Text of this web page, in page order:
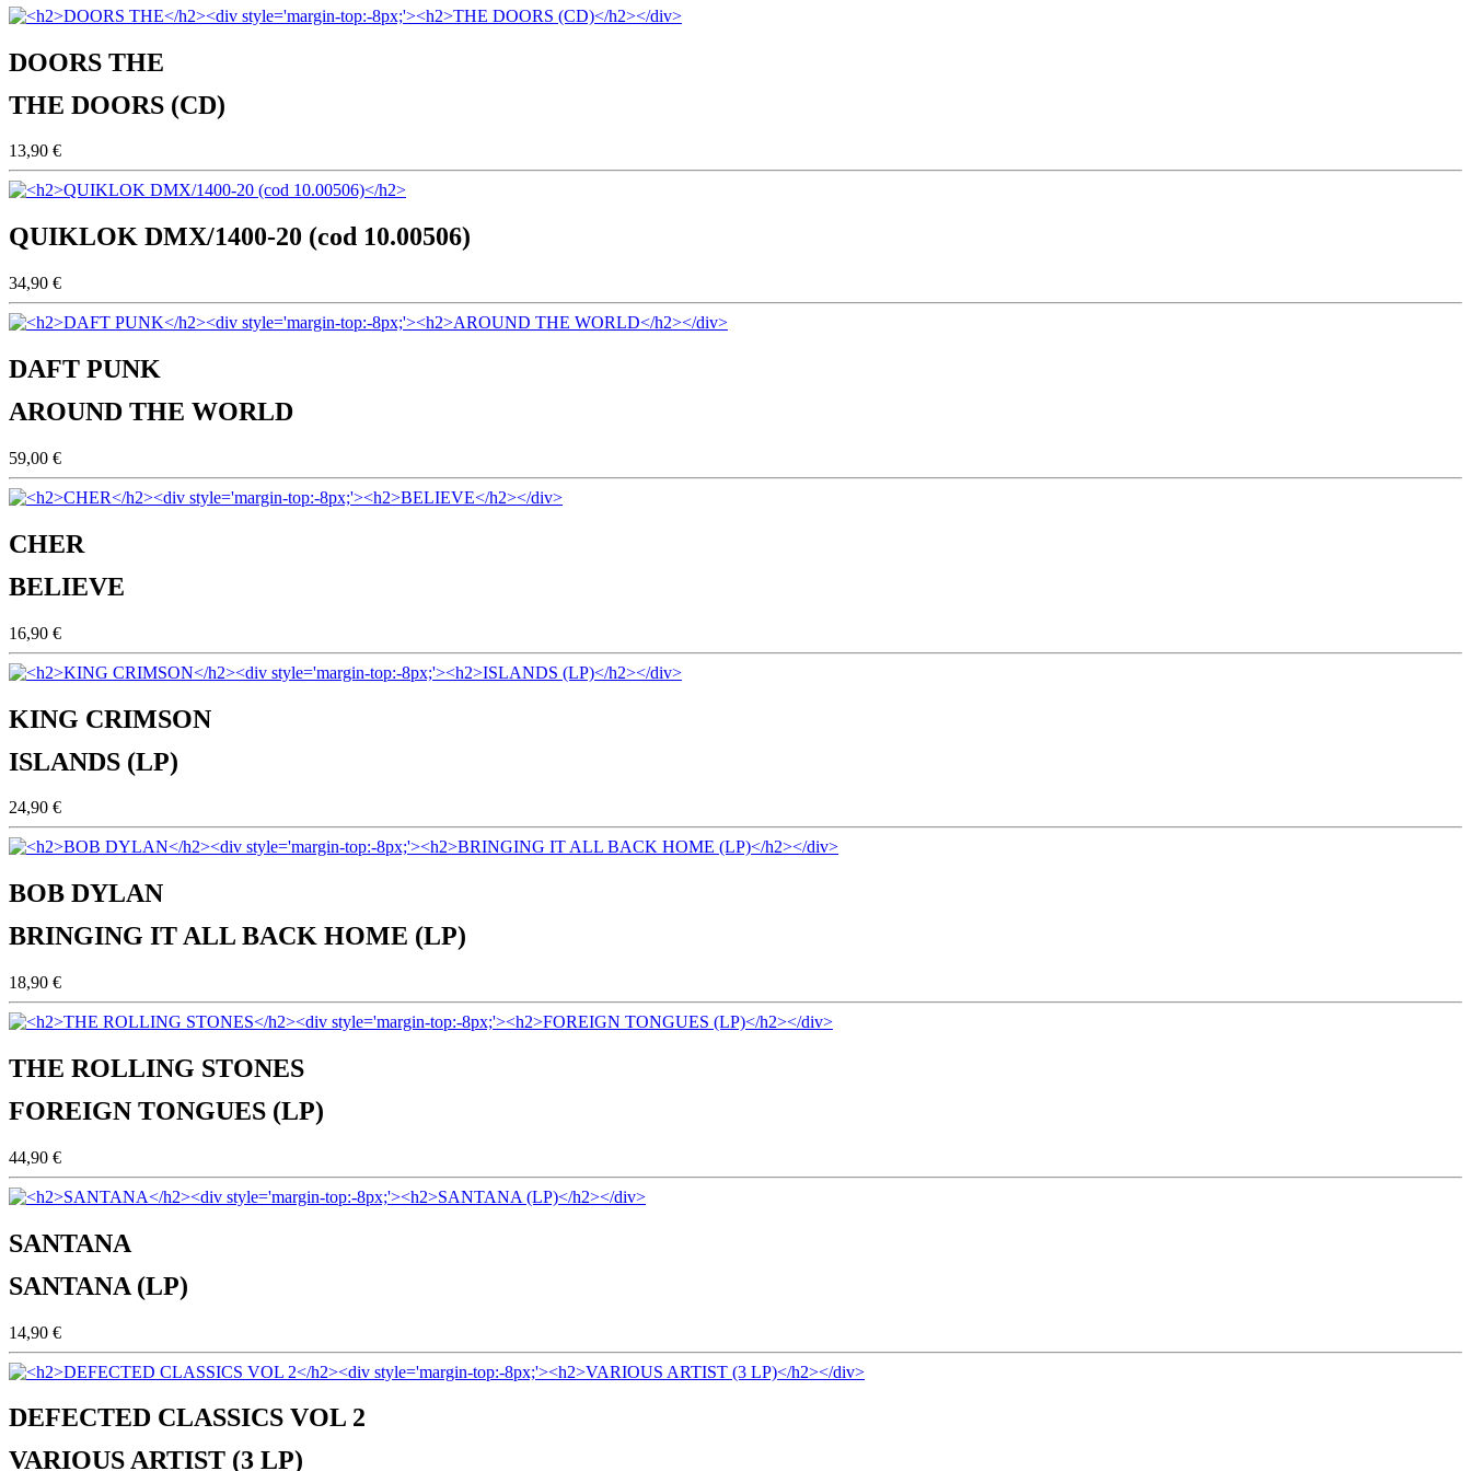
DOORS THE
THE DOORS (CD)
13,90 €
QUIKLOK DMX/1400-20 (cod 10.00506)
34,90 €
DAFT PUNK
AROUND THE WORLD
59,00 €
CHER
BELIEVE
16,90 €
KING CRIMSON
ISLANDS (LP)
24,90 €
BOB DYLAN
BRINGING IT ALL BACK HOME (LP)
18,90 €
THE ROLLING STONES
FOREIGN TONGUES (LP)
44,90 €
SANTANA
SANTANA (LP)
14,90 €
DEFECTED CLASSICS VOL 2
VARIOUS ARTIST (3 LP)